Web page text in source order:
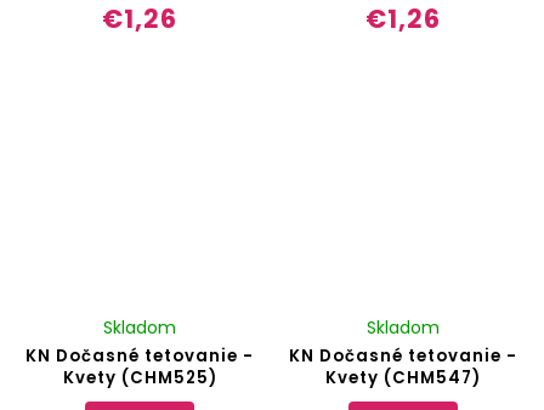
€1,26 €1,26
KN Dočasné tetovanie -
Kvety (CHM525)
Skladom
KN Dočasné tetovanie -
Kvety (CHM547)
Skladom